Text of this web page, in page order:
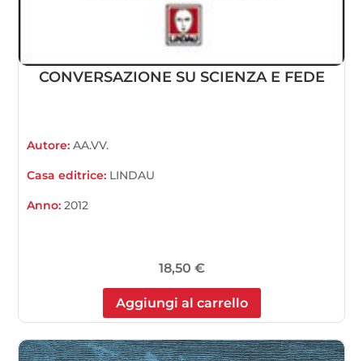
CONVERSAZIONE SU SCIENZA E FEDE
Autore:AA.VV.
Casa editrice: LINDAU
Anno:2012
18,50 €
Aggiungi al carrello